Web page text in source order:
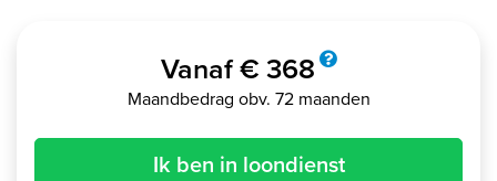
Vanaf € 368
Maandbedrag obv. 72 maanden
Ik ben in loondienst